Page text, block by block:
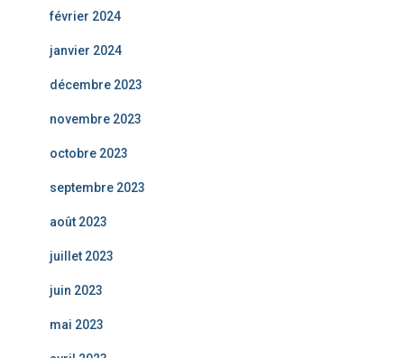
février 2024
janvier 2024
décembre 2023
novembre 2023
octobre 2023
septembre 2023
août 2023
juillet 2023
juin 2023
mai 2023